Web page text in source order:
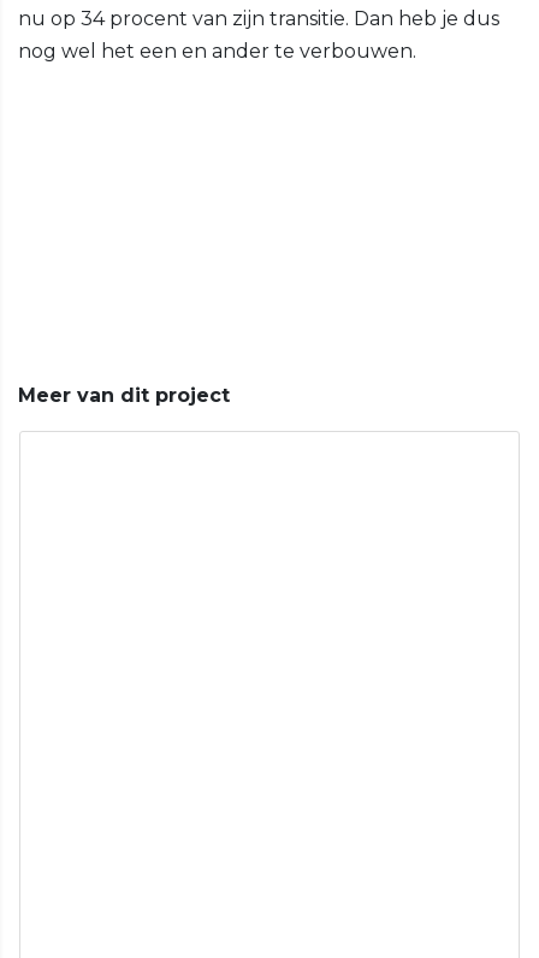
nu op 34 procent van zijn transitie. Dan heb je dus
nog wel het een en ander te verbouwen.
Meer van dit project